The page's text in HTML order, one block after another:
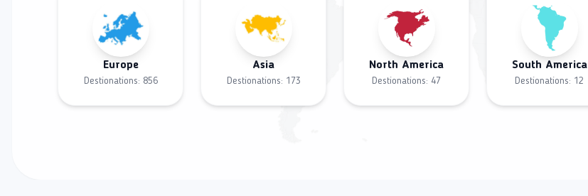
Europe
Destionations: 856
Asia
Destionations: 173
North America
Destionations: 47
South America
Destionations: 12